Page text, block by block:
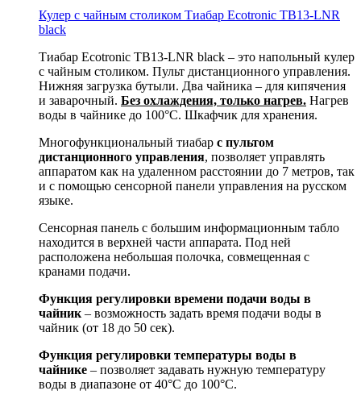
Кулер с чайным столиком Тиабар Ecotronic TB13-LNR
black
Тиабар Ecotronic TB13-LNR black – это напольный кулер
с чайным столиком. Пульт дистанционного управления.
Нижняя загрузка бутыли. Два чайника – для кипячения
и заварочный. Без охлаждения, только нагрев. Нагрев
воды в чайнике до 100°С. Шкафчик для хранения.
Многофункциональный тиабар с пультом
дистанционного управления, позволяет управлять
аппаратом как на удаленном расстоянии до 7 метров, так
и с помощью сенсорной панели управления на русском
языке.
Сенсорная панель с большим информационным табло
находится в верхней части аппарата. Под ней
расположена небольшая полочка, совмещенная с
кранами подачи.
Функция регулировки времени подачи воды в
чайник – возможность задать время подачи воды в
чайник (от 18 до 50 сек).
Функция регулировки температуры воды в
чайнике – позволяет задавать нужную температуру
воды в диапазоне от 40°С до 100°С.